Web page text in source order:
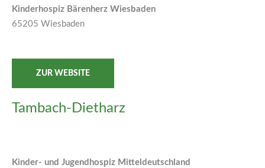
Kinderhospiz Bärenherz Wiesbaden
65205 Wiesbaden
ZUR WEBSITE
Tambach-Dietharz
Kinder- und Jugendhospiz Mitteldeutschland